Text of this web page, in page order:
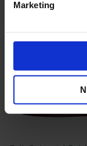
Marketing